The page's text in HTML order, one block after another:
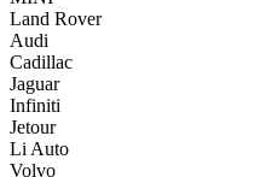
Land Rover
Audi
Cadillac
Jaguar
Infiniti
Jetour
Li Auto
Volvo